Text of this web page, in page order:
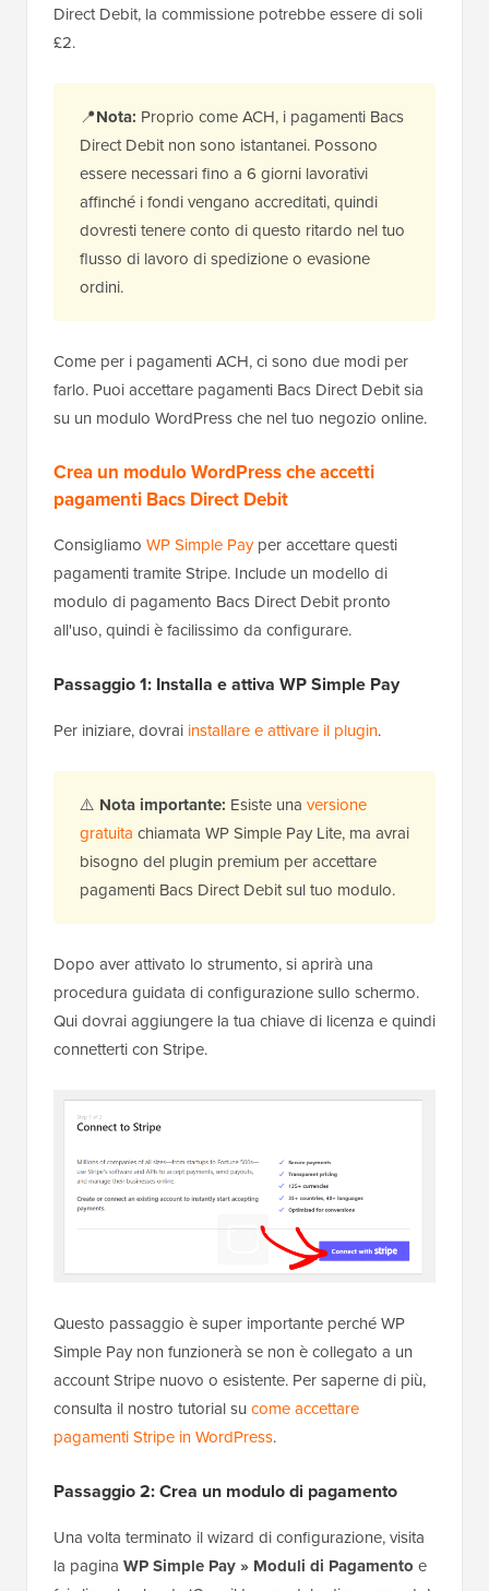
Direct Debit, la commissione potrebbe essere di soli
£2.
📍Nota: Proprio come ACH, i pagamenti Bacs
Direct Debit non sono istantanei. Possono
essere necessari fino a 6 giorni lavorativi
affinché i fondi vengano accreditati, quindi
dovresti tenere conto di questo ritardo nel tuo
flusso di lavoro di spedizione o evasione
ordini.
Come per i pagamenti ACH, ci sono due modi per
farlo. Puoi accettare pagamenti Bacs Direct Debit sia
su un modulo WordPress che nel tuo negozio online.
Crea un modulo WordPress che accetti
pagamenti Bacs Direct Debit
Consigliamo WP Simple Payper accettare questi
pagamenti tramite Stripe. Include un modello di
modulo di pagamento Bacs Direct Debit pronto
all'uso, quindi è facilissimo da configurare.
Passaggio 1: Installa e attiva WP Simple Pay
Per iniziare, dovrai installare e attivare il plugin.
⚠️ Nota importante: Esiste una versione
gratuita chiamata WP Simple Pay Lite, ma avrai
bisogno del plugin premium per accettare
pagamenti Bacs Direct Debit sul tuo modulo.
Dopo aver attivato lo strumento, si aprirà una
procedura guidata di configurazione sullo schermo.
Qui dovrai aggiungere la tua chiave di licenza e quindi
connetterti con Stripe.
Questo passaggio è super importante perché WP
Simple Pay non funzionerà se non è collegato a un
account Stripe nuovo o esistente. Per saperne di più,
consulta il nostro tutorial su come accettare
pagamenti Stripe in WordPress.
Passaggio 2: Crea un modulo di pagamento
Una volta terminato il wizard di configurazione, visita
la pagina WP Simple Pay » Moduli di Pagamento e